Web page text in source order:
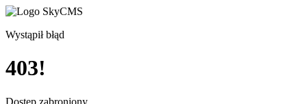
Wystąpił błąd
403!
Dostęp zabroniony